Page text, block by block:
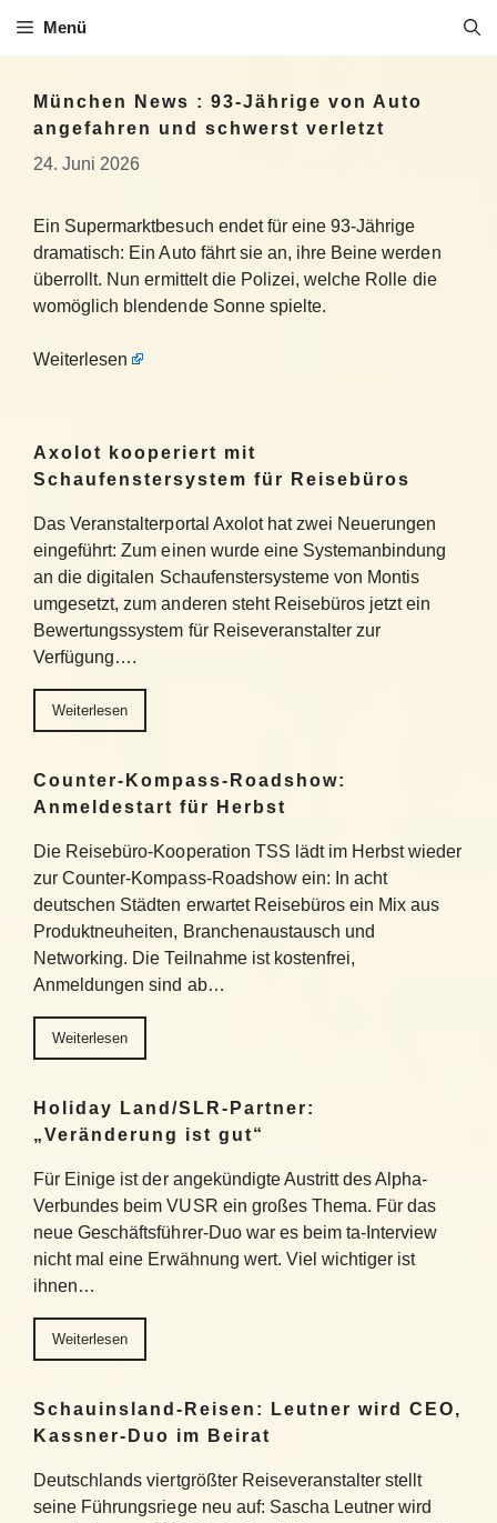
Inhalt
Menü
München News : 93-Jährige von Auto
angefahren und schwerst verletzt
24. Juni 2026
Ein Supermarktbesuch endet für eine 93-Jährige
dramatisch: Ein Auto fährt sie an, ihre Beine werden
überrollt. Nun ermittelt die Polizei, welche Rolle die
womöglich blendende Sonne spielte.
Weiterlesen
Axolot kooperiert mit
Schaufenstersystem für Reisebüros
Das Veranstalterportal Axolot hat zwei Neuerungen
eingeführt: Zum einen wurde eine Systemanbindung
an die digitalen Schaufenstersysteme von Montis
umgesetzt, zum anderen steht Reisebüros jetzt ein
Bewertungssystem für Reiseveranstalter zur
Verfügung….
Weiterlesen
Counter-Kompass-Roadshow:
Anmeldestart für Herbst
Die Reisebüro-Kooperation TSS lädt im Herbst wieder
zur Counter-Kompass-Roadshow ein: In acht
deutschen Städten erwartet Reisebüros ein Mix aus
Produktneuheiten, Branchenaustausch und
Networking. Die Teilnahme ist kostenfrei,
Anmeldungen sind ab…
Weiterlesen
Holiday Land/SLR-Partner:
„Veränderung ist gut“
Für Einige ist der angekündigte Austritt des Alpha-
Verbundes beim VUSR ein großes Thema. Für das
neue Geschäftsführer-Duo war es beim ta-Interview
nicht mal eine Erwähnung wert. Viel wichtiger ist
ihnen…
Weiterlesen
Schauinsland-Reisen: Leutner wird CEO,
Kassner-Duo im Beirat
Deutschlands viertgrößter Reiseveranstalter stellt
seine Führungsriege neu auf: Sascha Leutner wird